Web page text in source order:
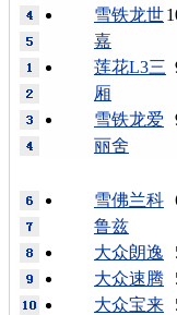
雪铁龙世
嘉
莲花L3三
厢
雪铁龙爱
丽舍
雪佛兰科
鲁兹
大众朗逸
大众速腾
大众宝来